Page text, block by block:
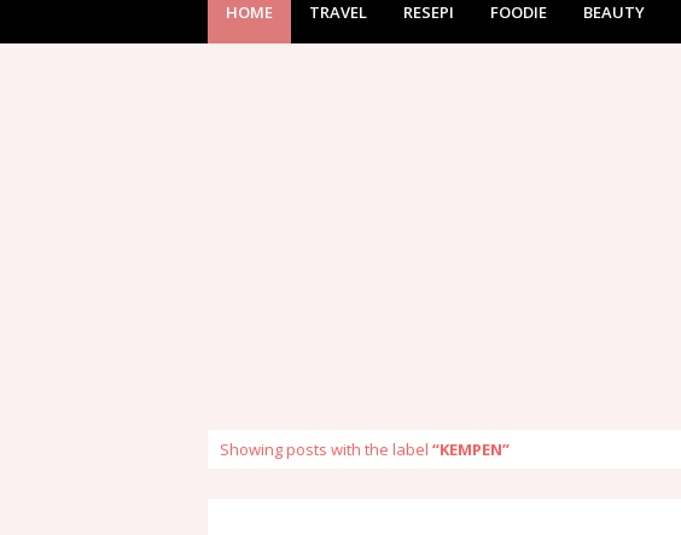
HOME TRAVEL RESEPI FOODIE BEAUTY
Showing posts with the label KEMPEN